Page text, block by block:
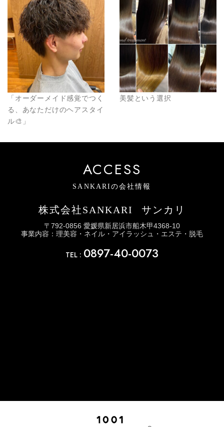
「オーダーメイド感覚でつく
る、あなただけのヘアスタイ
ル🎨」
美髪という選択
ACCESS
SANKARIの会社情報
株式会社SANKARI サンカリ
〒792-0856 愛媛県新居浜市船木甲4368-10
事業内容：理美容・ネイル・アイラッシュ・エステ・脱毛
TEL : 0897-40-0073